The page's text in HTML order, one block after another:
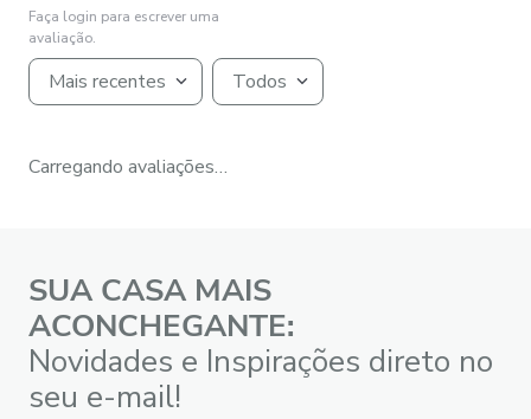
Faça login para escrever uma
avaliação.
Mais recentes Todos
Carregando avaliações…
SUA CASA MAIS
ACONCHEGANTE:
Novidades e Inspirações direto no
seu e-mail!